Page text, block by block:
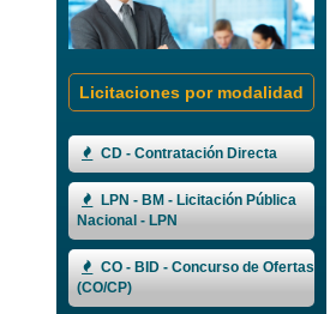
Licitaciones por modalidad
CD - Contratación Directa
LPN - BM - Licitación Pública
Nacional - LPN
CO - BID - Concurso de Ofertas
(CO/CP)